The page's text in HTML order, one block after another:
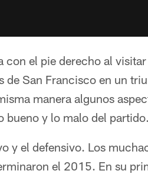
con el pie derecho al
de San Francisco en un
manera algunos
bueno y lo malo del partido.
y el defensivo. Los
el 2015. En su